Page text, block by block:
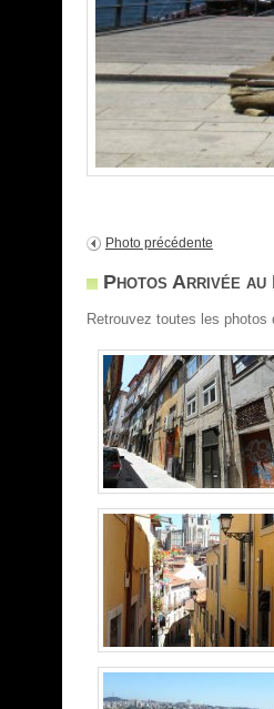
Photo précédente
Photos Arrivée
Retrouvez toutes les photos